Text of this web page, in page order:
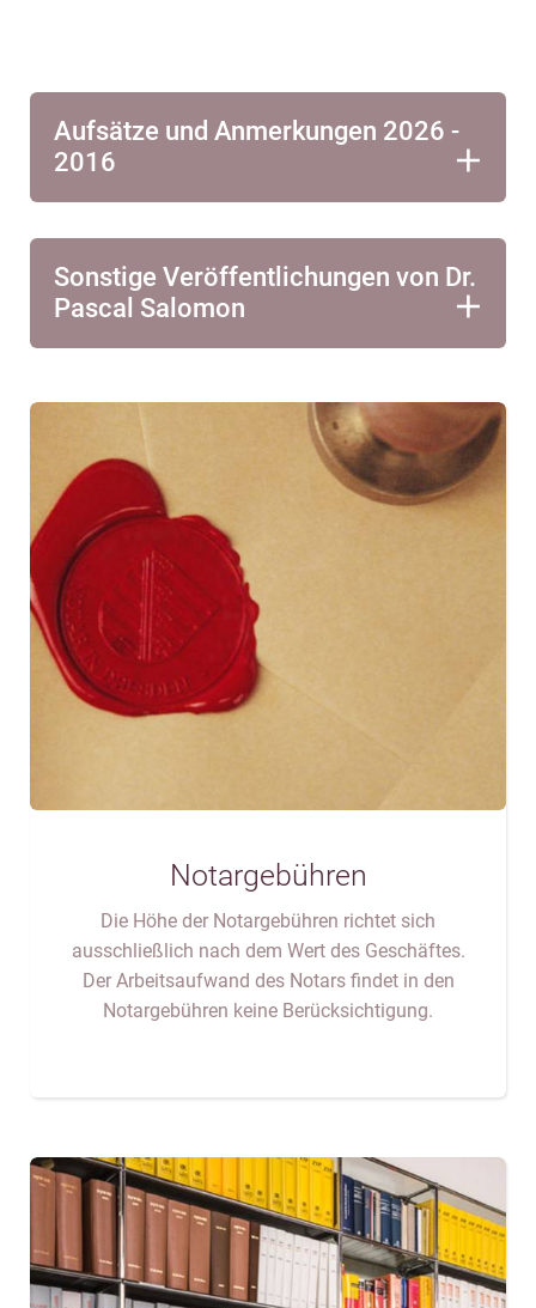
Aufsätze und Anmerkungen 2026 -
2016
Sonstige Veröffentlichungen von Dr.
Pascal Salomon
Notargebühren
Die Höhe der Notargebühren richtet sich
ausschließlich nach dem Wert des Geschäftes.
Der Arbeitsaufwand des Notars findet in den
Notargebühren keine Berücksichtigung.